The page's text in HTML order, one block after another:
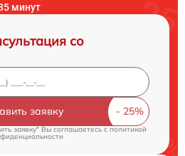
минут
со
заявку
заявку" Вы соглашаетесь cполитикой